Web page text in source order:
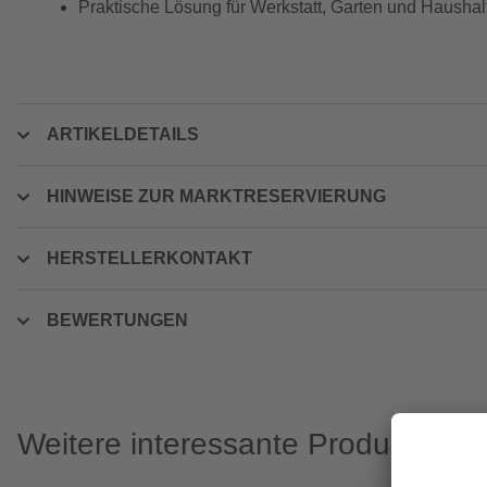
Praktische Lösung für Werkstatt, Garten und
ARTIKELDETAILS
HINWEISE ZUR MARKTRESERVIERUNG
HERSTELLERKONTAKT
BEWERTUNGEN
Weitere interessante Produkte